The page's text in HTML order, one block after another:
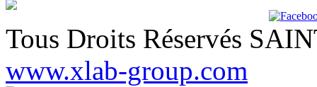
Tous Droits Réservés
www.xlab-group.com